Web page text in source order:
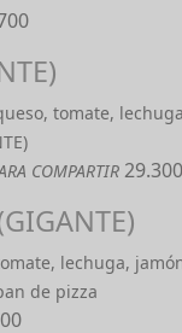
tomate,
COMPARTIR 29.300
lechuga,
de pizza